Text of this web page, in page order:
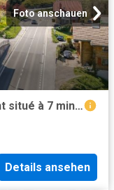
Foto anschauen
Joli potentiel pour cet appartement situé à 7 min. de Sion
Details ansehen